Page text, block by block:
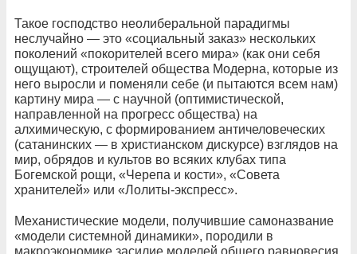
Такое господство неолиберальной парадигмы
неслучайно — это «социальный заказ» нескольких
поколений «покорителей всего мира» (как они себя
ощущают), строителей общества Модерна, которые из
него выросли и поменяли себе (и пытаются всем нам)
картину мира — с научной (оптимистической,
направленной на прогресс общества) на
алхимическую, с формированием античеловеческих
(сатанинских — в христианском дискурсе) взглядов на
мир, обрядов и культов во всяких клубах типа
Богемской рощи, «Черепа и кости», «Совета
хранителей» или «Лолиты-экспресс».
Механистические модели, получившие самоназвание
«модели системной динамики», породили в
макроэкономике засилие моделей общего равновесия,